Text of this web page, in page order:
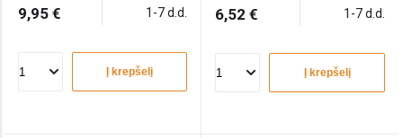
9,95 € 1-7 d.d.
Į krepšelį
6,52 € 1-7 d.d.
Į krepšelį